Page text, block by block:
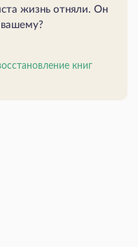
жизнь отняли. Он
книг